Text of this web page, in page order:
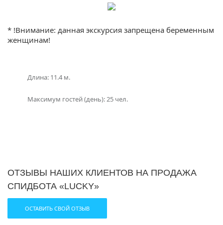
— катер с клиентами и партнерами
Скоростной катер:
— Ремонт 2018 года
— Оборудование для подводного плавания,
спасательные жилеты
☎ Все вопросы по телефону: +66-87-647-59-88
* !Внимание: данная экскурсия запрещена беременным
женщинам!
Длина: 11.4 м.
Максимум гостей (день): 25 чел.
ОТЗЫВЫ НАШИХ КЛИЕНТОВ НА ПРОДАЖА
СПИДБОТА «LUCKY»
ОСТАВИТЬ СВОЙ ОТЗЫВ